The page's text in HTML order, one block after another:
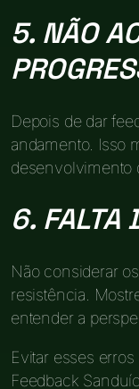
5. NÃO
Depois de dar
andamento. Isso
desenvolvimento
6. FALTA
Não considerar
resistência.
entender a
Evitar esses
Feedback